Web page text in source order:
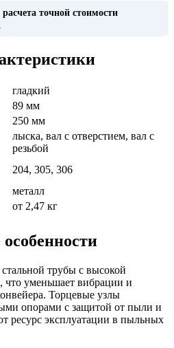
точной стоимости
гладкий
89 мм
250 мм
лыска, вал с отверстием, вал с
резьбой
204, 305, 306
металл
от 2,47 кг
трубы с высокой
что уменьшает вибрации и
Торцевые узлы
опорами с защитой от пыли и
ресурс эксплуатации в пыльных